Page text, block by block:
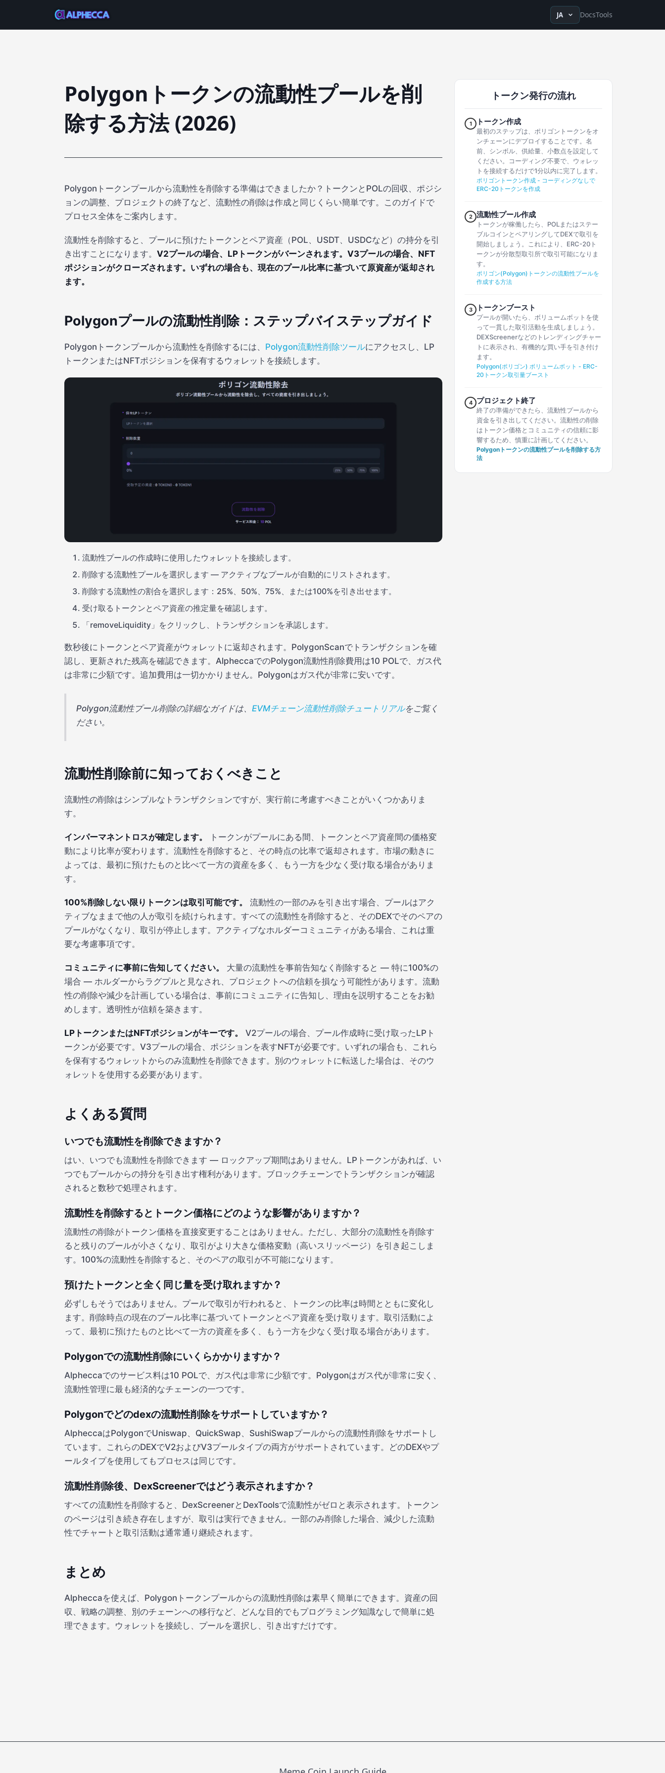
enru fr ko detrzh-Hans
JA DocsTools
Polygonトークンの流動性プールを削
除する方法 (2026)
Polygonトークンプールから流動性を削除する準備はできましたか？トークンとPOLの回収、ポジシ
ョンの調整、プロジェクトの終了など、流動性の削除は作成と同じくらい簡単です。このガイドで
プロセス全体をご案内します。
流動性を削除すると、プールに預けたトークンとペア資産（POL、USDT、USDCなど）の持分を引
き出すことになります。 V2プールの場合、LPトークンがバーンされます。V3プールの場合、NFT
ポジションがクローズされます。いずれの場合も、現在のプール比率に基づいて原資産が返却され
ます。
Polygonプールの流動性削除：ステップバイステップガイド
Polygonトークンプールから流動性を削除するには、 Polygon流動性削除ツールにアクセスし、LP
トークンまたはNFTポジションを保有するウォレットを接続します。
流動性プールの作成時に使用したウォレットを接続します。
削除する流動性プールを選択します — アクティブなプールが自動的にリストされます。
削除する流動性の割合を選択します：25%、50%、75%、または100%を引き出せます。
受け取るトークンとペア資産の推定量を確認します。
「removeLiquidity」をクリックし、トランザクションを承認します。
数秒後にトークンとペア資産がウォレットに返却されます。PolygonScanでトランザクションを確
認し、更新された残高を確認できます。AlpheccaでのPolygon流動性削除費用は10 POLで、ガス代
は非常に少額です。追加費用は一切かかりません。Polygonはガス代が非常に安いです。
Polygon流動性プール削除の詳細なガイドは、 EVMチェーン流動性削除チュートリアルをご覧く
ださい。
流動性削除前に知っておくべきこと
流動性の削除はシンプルなトランザクションですが、実行前に考慮すべきことがいくつかありま
す。
インパーマネントロスが確定します。
トークンがプールにある間、トークンとペア資産間の価格変
動により比率が変わります。流動性を削除すると、その時点の比率で返却されます。市場の動きに
よっては、最初に預けたものと比べて一方の資産を多く、もう一方を少なく受け取る場合がありま
す。
100%削除しない限りトークンは取引可能です。
流動性の一部のみを引き出す場合、プールはアク
ティブなままで他の人が取引を続けられます。すべての流動性を削除すると、そのDEXでそのペアの
プールがなくなり、取引が停止します。アクティブなホルダーコミュニティがある場合、これは重
要な考慮事項です。
コミュニティに事前に告知してください。
大量の流動性を事前告知なく削除すると — 特に100%の
場合 — ホルダーからラグプルと見なされ、プロジェクトへの信頼を損なう可能性があります。流動
性の削除や減少を計画している場合は、事前にコミュニティに告知し、理由を説明することをお勧
めします。透明性が信頼を築きます。
LPトークンまたはNFTポジションがキーです。
V2プールの場合、プール作成時に受け取ったLPト
ークンが必要です。V3プールの場合、ポジションを表すNFTが必要です。いずれの場合も、これら
を保有するウォレットからのみ流動性を削除できます。別のウォレットに転送した場合は、そのウ
ォレットを使用する必要があります。
よくある質問
いつでも流動性を削除できますか？
はい、いつでも流動性を削除できます — ロックアップ期間はありません。LPトークンがあれば、い
つでもプールからの持分を引き出す権利があります。ブロックチェーンでトランザクションが確認
されると数秒で処理されます。
流動性を削除するとトークン価格にどのような影響がありますか？
流動性の削除がトークン価格を直接変更することはありません。ただし、大部分の流動性を削除す
ると残りのプールが小さくなり、取引がより大きな価格変動（高いスリッページ）を引き起こしま
す。100%の流動性を削除すると、そのペアの取引が不可能になります。
預けたトークンと全く同じ量を受け取れますか？
必ずしもそうではありません。プールで取引が行われると、トークンの比率は時間とともに変化し
ます。削除時点の現在のプール比率に基づいてトークンとペア資産を受け取ります。取引活動によ
って、最初に預けたものと比べて一方の資産を多く、もう一方を少なく受け取る場合があります。
Polygonでの流動性削除にいくらかかりますか？
Alpheccaでのサービス料は10 POLで、ガス代は非常に少額です。Polygonはガス代が非常に安く、
流動性管理に最も経済的なチェーンの一つです。
Polygonでどのdexの流動性削除をサポートしていますか？
AlpheccaはPolygonでUniswap、QuickSwap、SushiSwapプールからの流動性削除をサポートし
ています。これらのDEXでV2およびV3プールタイプの両方がサポートされています。どのDEXやプ
ールタイプを使用してもプロセスは同じです。
流動性削除後、DexScreenerではどう表示されますか？
すべての流動性を削除すると、DexScreenerとDexToolsで流動性がゼロと表示されます。トークン
のページは引き続き存在しますが、取引は実行できません。一部のみ削除した場合、減少した流動
性でチャートと取引活動は通常通り継続されます。
まとめ
Alpheccaを使えば、Polygonトークンプールからの流動性削除は素早く簡単にできます。資産の回
収、戦略の調整、別のチェーンへの移行など、どんな目的でもプログラミング知識なしで簡単に処
理できます。ウォレットを接続し、プールを選択し、引き出すだけです。
トークン発行の流れ
1 トークン作成
最初のステップは、ポリゴントークンをオ
ンチェーンにデプロイすることです。名
前、シンボル、供給量、小数点を設定して
ください。コーディング不要で、ウォレッ
トを接続するだけで1分以内に完了します。
ポリゴントークン作成 - コーディングなしで
ERC-20トークンを作成
2 流動性プール作成
トークンが稼働したら、POLまたはステー
ブルコインとペアリングしてDEXで取引を
開始しましょう。これにより、ERC-20ト
ークンが分散型取引所で取引可能になりま
す。
ポリゴン(Polygon)トークンの流動性プールを
作成する方法
3 トークンブースト
プールが開いたら、ボリュームボットを使
って一貫した取引活動を生成しましょう。
DEXScreenerなどのトレンディングチャー
トに表示され、有機的な買い手を引き付け
ます。
Polygon(ポリゴン) ボリュームボット - ERC-
20トークン取引量ブースト
4 プロジェクト終了
終了の準備ができたら、流動性プールから
資金を引き出してください。流動性の削除
はトークン価格とコミュニティの信頼に影
響するため、慎重に計画してください。
Polygonトークンの流動性プールを削除する方
法